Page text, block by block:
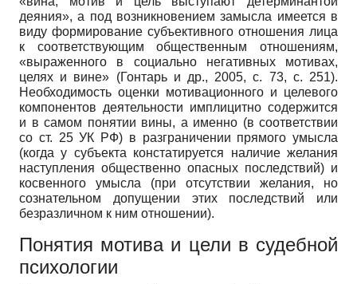
деяния», а под возникновением замысла имеется в
виду формирование субъективного отношения лица
к соответствующим общественным отношениям,
«выраженного в социально негативных мотивах,
целях и вине» (Гонтарь и др., 2005, с. 73, с. 251).
Необходимость оценки мотивационного и целевого
компонентов деятельности имплицитно содержится
и в самом понятии вины, а именно (в соответствии
со ст. 25 УК РФ) в разграничении прямого умысла
(когда у субъекта констатируется наличие желания
наступления общественно опасных последствий) и
косвенного умысла (при отсутствии желания, но
сознательном допущении этих последствий или
безразличном к ним отношении).
Понятия мотива и цели в судебной
психологии